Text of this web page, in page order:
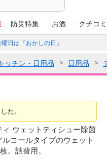
防災特集 お酒 クチコ
日は『おかしの日』
ッチン・日用品 日用品
た。
ウェットティシュー除菌
コールタイプのウェット
。詰替用。